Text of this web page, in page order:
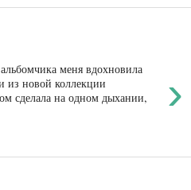
›
меня вдохновила
из новой коллекции
сделала на одном дыхании,